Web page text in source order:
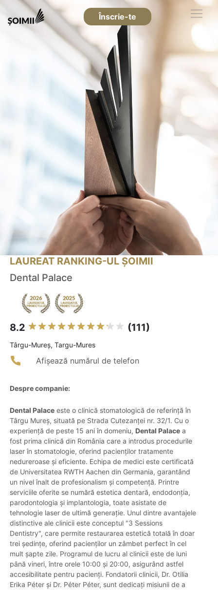
Înscrie-te
LAUREAT RANKING-UL ȘOIMII
Dental Palace
8.2 (111)
Târgu-Mureş, Targu-Mures
Afișează numărul de telefon
Despre companie:
Dental Palace este o clinică stomatologică de referință în
Târgu Mureș, situată pe Strada Cutezanței nr. 32/1. Cu o
experiență de peste 15 ani în domeniu, Dental Palace a
fost prima clinică din România care a introdus procedurile
laser în stomatologie, oferind pacienților tratamente
nedureroase și eficiente. Echipa de medici este certificată
de Universitatea RWTH Aachen din Germania, garantând
un nivel înalt de profesionalism și competență. Printre
serviciile oferite se numără estetica dentară, endodonția,
parodontologia și implantologia, toate asistate de
tehnologie laser de ultimă generație. Unul dintre avantajele
distinctive ale clinicii este conceptul "3 Sessions
Dentistry", care permite restaurarea estetică totală în doar
trei ședințe, oferind pacienților un zâmbet perfect în cel
mult șapte zile. Programul de lucru al clinicii este de luni
până vineri, între orele 10:00 și 20:00, asigurând astfel
accesibilitate pentru pacienți. Fondatorii clinicii, Dr. Otilia
Erika Péter și Dr. Péter Péter, sunt dedicați misiunii de a